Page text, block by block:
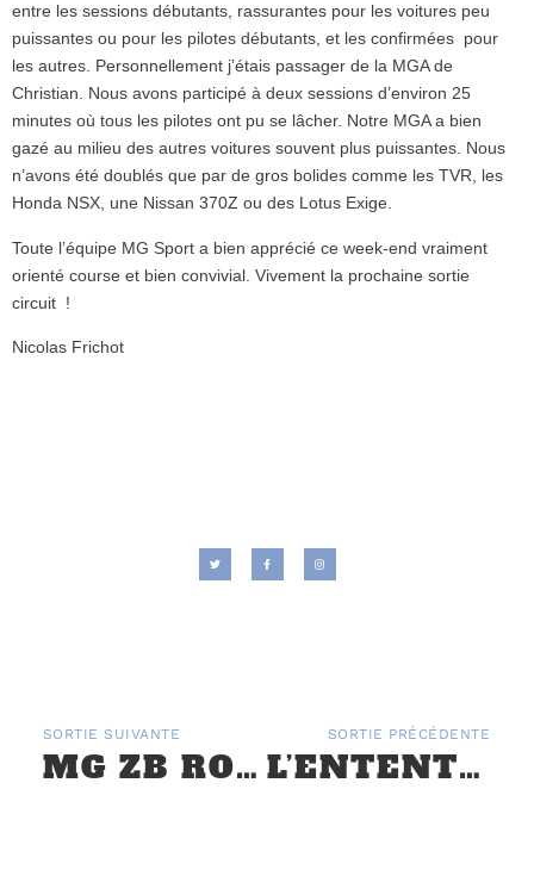
entre les sessions débutants, rassurantes pour les voitures peu
puissantes ou pour les pilotes débutants, et les confirmées pour
les autres. Personnellement j’étais passager de la MGA de
Christian. Nous avons participé à deux sessions d’environ 25
minutes où tous les pilotes ont pu se lâcher. Notre MGA a bien
gazé au milieu des autres voitures souvent plus puissantes. Nous
n’avons été doublés que par de gros bolides comme les TVR, les
Honda NSX, une Nissan 370Z ou des Lotus Exige.
Toute l’équipe MG Sport a bien apprécié ce week-end vraiment
orienté course et bien convivial. Vivement la prochaine sortie
circuit !
Nicolas Frichot
SORTIE SUIVANTE
MG ZB ROUTE DE LA SOIE : ARRIVÉE
SORTIE PRÉCÉDENTE
L’ENTENTE CORDIALE – 23 ET 24 SEPTEMBRE